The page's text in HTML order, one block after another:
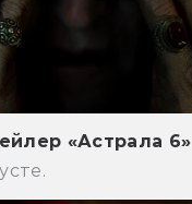
«Астрала 6»